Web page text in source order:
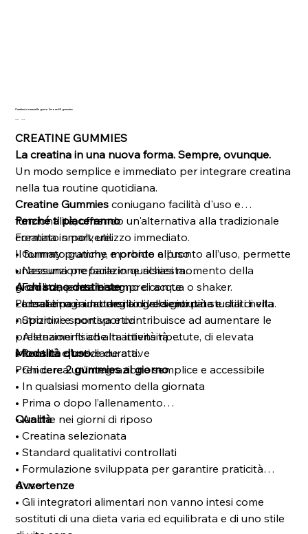
Creatina in caramelle gusto limone 60 gummies
Prezzo
Prezzo
CREATINE GUMMIES
La creatina in una nuova forma. Sempre, ovunque.
Un modo semplice e immediato per integrare creatina
nella tua routine quotidiana.
Creatine Gummies coniugano facilità d'uso e
funzionalità, offrendo un'alternativa alla tradizionale
creatina in polvere.
Il formato gummy, morbido e pronto all’uso, permette
un’assunzione facile in qualsiasi momento della
giornata, senza bisogno di acqua o shaker.
La creatina è uno degli ingredienti più studiati nella
nutrizione sportiva e contribuisce ad aumentare le
prestazioni fisiche in attività ripetute, di elevata
intensità e breve durata.
Perché ti piaceranno
Formato smart, utilizzo immediato.
• Gummy pratiche e pronte all’uso
• Nessuna preparazione richiesta
• Facili da portare sempre con te
• Ideali in ogni momento della giornata
A chi sono destinate
Pensate per adattarsi a diverse routine e stili di vita.
• Sportivi e non sportivi
• Allenamenti ad alta intensità
• Routine quotidiane attive
• Chi cerca un’integrazione semplice e accessibile
Modalità d’uso
Prendere2 gummies al giorno.
• In qualsiasi momento della giornata
• Prima o dopo l’allenamento
• Anche nei giorni di riposo
Qualità
• Creatina selezionata
• Standard qualitativi controllati
• Formulazione sviluppata per garantire praticità
d’uso
Avvertenze
• Gli integratori alimentari non vanno intesi come
sostituti di una dieta varia ed equilibrata e di uno stile